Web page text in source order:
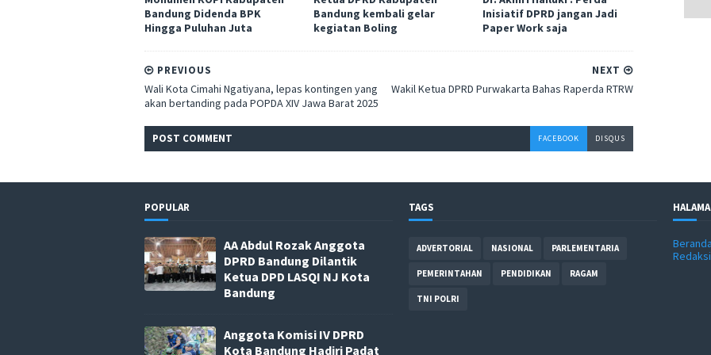
Bandung Didenda BPK
Hingga Puluhan Juta
Bandung kembali gelar
kegiatan Boling
Inisiatif DPRD jangan Jadi
Paper Work saja
NEXT
Wakil Ketua DPRD Purwakarta Bahas Raperda RTRW
PREVIOUS
Wali Kota Cimahi Ngatiyana, lepas kontingen yang
akan bertanding pada POPDA XIV Jawa Barat 2025
POST COMMENT FACEBOOK DISQUS
POPULAR
AA Abdul Rozak Anggota
DPRD Bandung Dilantik
Ketua DPD LASQI NJ Kota
Bandung
Anggota Komisi IV DPRD
Kota Bandung Hadiri Padat
TAGS
ADVERTORIAL NASIONAL PARLEMENTARIA
PEMERINTAHAN PENDIDIKAN RAGAM
TNI POLRI
Redaksi